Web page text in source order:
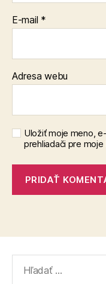
E-mail *
Adresa webu
Uložiť moje meno,
prehliadači pre